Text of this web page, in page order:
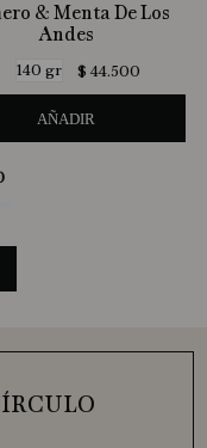
& Menta De Los
Andes
140 gr $ 44.500
AÑADIR